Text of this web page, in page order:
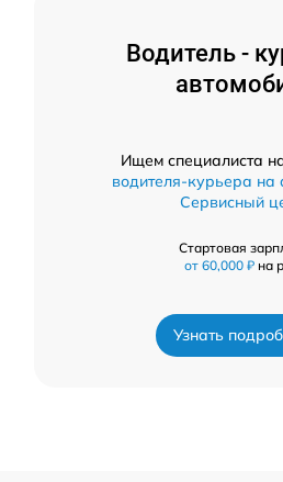
Водитель -
Ищем специалиста
водителя-курьера на
Сервисный
Стартовая
от 60,000 ₽ на
Узнать